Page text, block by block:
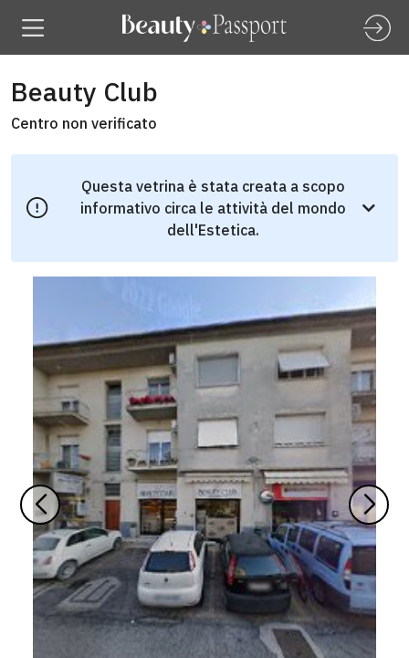
Beauty Club
Centro non verificato
Questa vetrina è stata creata a scopo
informativo circa le attività del mondo
dell'Estetica.